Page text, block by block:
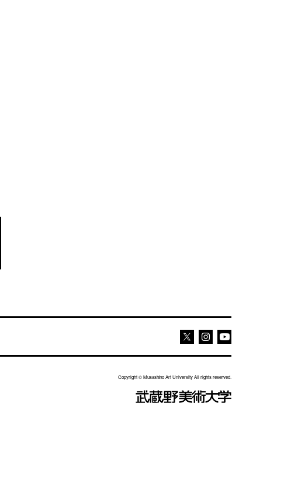
Youtube
Copyright © Musashino Art University All rights reserved.